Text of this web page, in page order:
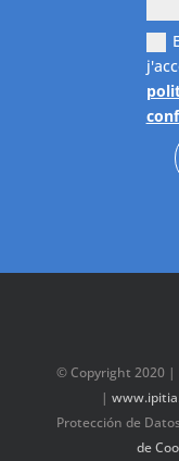
© Copyright 2020
|
Protección de Datos
de